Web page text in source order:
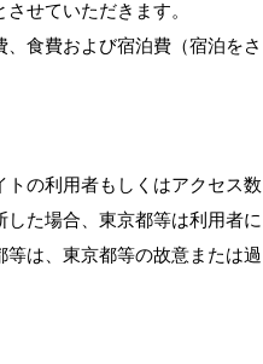
せていただきます。
食費および宿泊費（宿泊をさ
の利用者もしくはアクセス数
た場合、東京都等は利用者に
は、東京都等の故意または過